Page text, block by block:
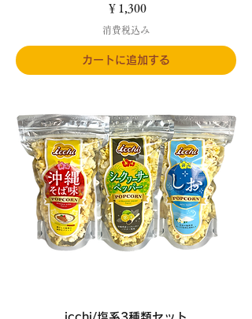
価格
￥1,300
消費税込み
カートに追加する